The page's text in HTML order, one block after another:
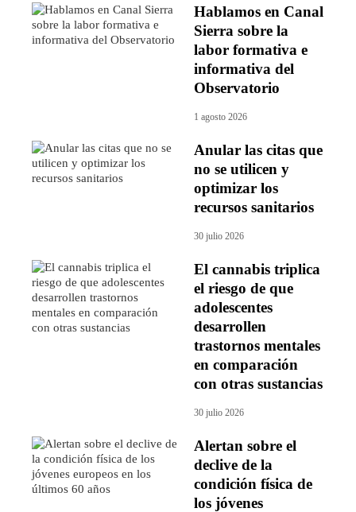
Hablamos en Canal
Sierra sobre la
labor formativa e
informativa del
Observatorio
1 agosto 2026
Anular las citas que
no se utilicen y
optimizar los
recursos sanitarios
30 julio 2026
El cannabis triplica
el riesgo de que
adolescentes
desarrollen
trastornos mentales
en comparación
con otras sustancias
30 julio 2026
Alertan sobre el
declive de la
condición física de
los jóvenes